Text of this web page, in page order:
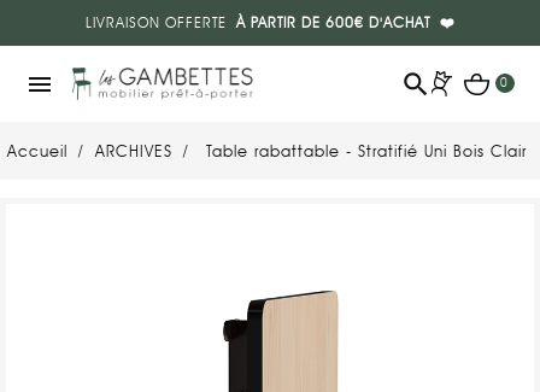
LIVRAISON OFFERTEÀ PARTIR DE 600€ D'ACHAT ❤️
menu search 0
Accueil ARCHIVES Table rabattable - Stratifié Uni Bois Clair